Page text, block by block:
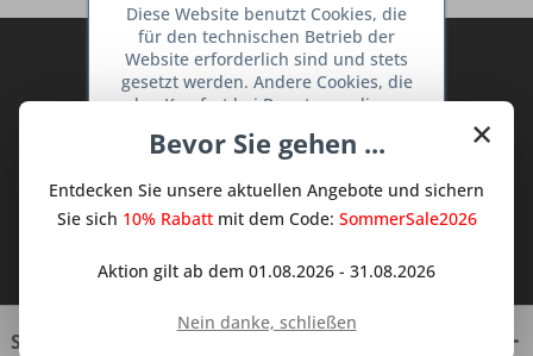
Abonnieren Sie den kostenlosen Deine
TraumKüche Newsletter und verpassen
dem Traum Küchen - Shop.
zur Kenntnis genommen.
Service Hotline
×
Bevor Sie gehen ...
Entdecken Sie unsere aktuellen Angebote und sichern
Sie sich 10% Rabattmit dem Code: SommerSale2026
Aktion gilt ab dem 01.08.2026 - 31.08.2026
Nein danke, schließen
Diese Website benutzt Cookies, die
für den technischen Betrieb der
Website erforderlich sind und stets
gesetzt werden. Andere Cookies, die
den Komfort bei Benutzung dieser
dienen oder die Interaktion mit
Netzwerken vereinfachen sollen,
werden nur mit Ihrer Zustimmung
Ablehnen